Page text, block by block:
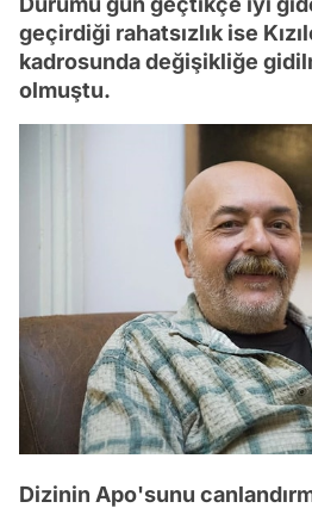
geçirdiği rahatsızlık ise
kadrosunda değişikliğe
olmuştu.
Dizinin Apo'sunu